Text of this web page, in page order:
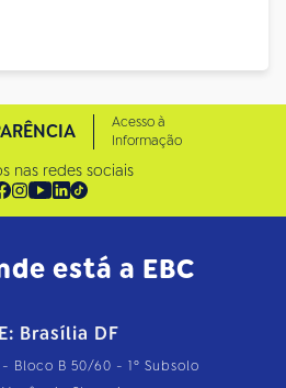
Acesso à
Informação
nas redes sociais
está a EBC
Brasília DF
Bloco B 50/60 - 1º Subsolo